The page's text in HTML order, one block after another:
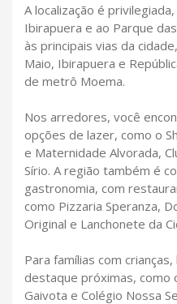
A localização é
Ibirapuera e ao Parque
às principais vias da
Maio, Ibirapuera e
de metrô Moema.
Nos arredores, você
opções de lazer, como o
e Maternidade Alvorada,
Sírio. A região também é
gastronomia, com
como Pizzaria Speranza,
Original e Lanchonete da
Para famílias com
destaque próximas, como
Gaivota e Colégio Nossa